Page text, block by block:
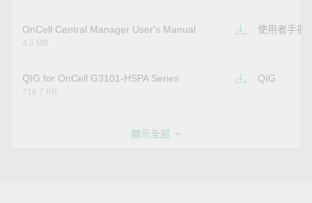
OnCell Central Manager User's Manual
4.0 MB
使用者手冊
QIG for OnCell G3101-HSPA Series
716.7 KB
QIG
顯示全部